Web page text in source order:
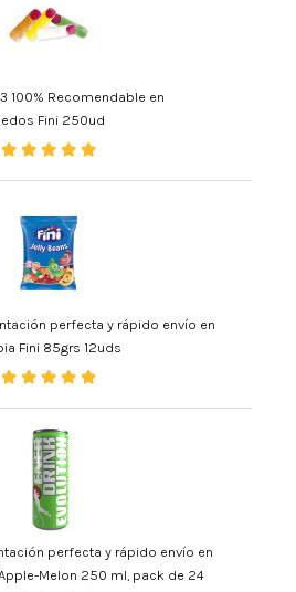
100% Recomendable en
Fini 250ud
perfecta y rápido envío en
Fini 85grs 12uds
perfecta y rápido envío en
Melon 250 ml, pack de 24